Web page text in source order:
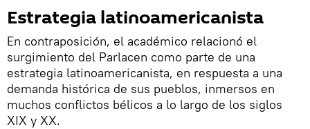
Estrategia latinoamericanista
En contraposición, el académico relacionó el
surgimiento del Parlacen como parte de una
estrategia latinoamericanista, en respuesta a una
demanda histórica de sus pueblos, inmersos en
muchos conflictos bélicos a lo largo de los siglos
XIX y XX.